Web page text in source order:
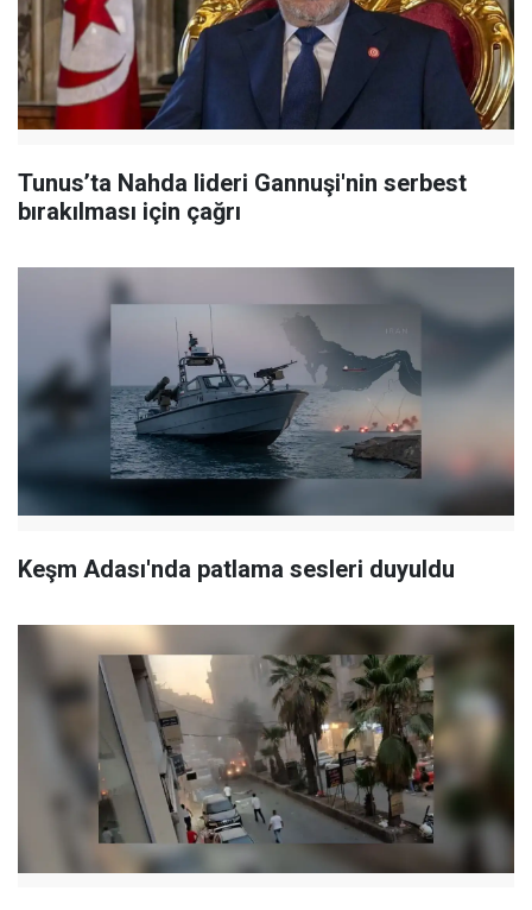
Tunus’ta Nahda lideri Gannuşi'nin serbest
bırakılması için çağrı
Keşm Adası'nda patlama sesleri duyuldu